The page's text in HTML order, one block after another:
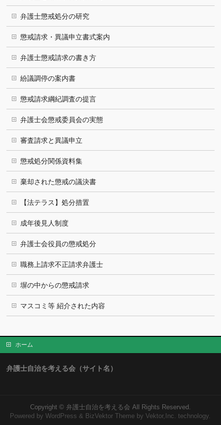
弁護士懲戒処分の研究
懲戒請求・異議申立書式案内
弁護士懲戒請求の書き方
紛議調停の案内書
懲戒請求綱紀調査の提言
弁護士会懲戒委員会の実態
審査請求と異議申立
懲戒処分関係資料集
棄却された懲戒の議決書
【法テラス】処分措置
成年後見人制度
弁護士会役員の懲戒処分
職務上請求不正請求弁護士
塀の中からの懲戒請求
マスコミ等 紹介された内容
ホーム
弁護士自治を考える会（サイト名）
Copyright © 弁護士自治を考える会 All Rights Reserved.
Powered byWordPress & BizVektor Theme by Vektor,Inc. technology.